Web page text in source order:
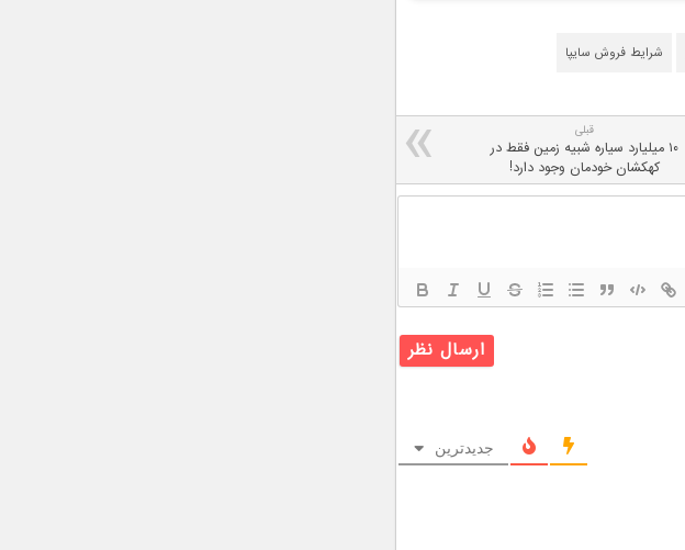
شرایط فروش سایپا
قبلی
۱۰ میلیارد سیاره شبیه زمین فقط در
کهکشان خودمان وجود دارد!
جدیدترین